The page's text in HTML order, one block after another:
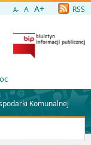
A- A A+ RSS
Komunalnej